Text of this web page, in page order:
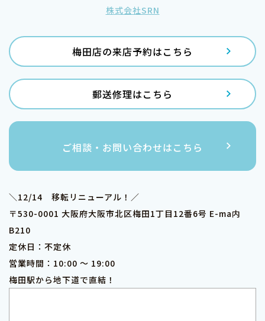
株式会社SRN
梅田店の来店予約はこちら
郵送修理はこちら
ご相談・お問い合わせはこちら
＼12/14 移転リニューアル！／
〒530-0001 大阪府大阪市北区梅田1丁目12番6号 E-ma内
B210
定休日：不定休
営業時間：10:00 ～ 19:00
梅田駅から地下道で直結！